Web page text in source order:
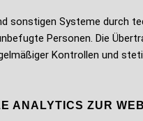
sonstigen Systeme durch
Personen. Die
Kontrollen und
ANALYTICS ZUR